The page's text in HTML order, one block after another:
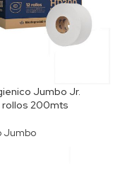
Jumbo Jr.
rollos 200mts
Jumbo